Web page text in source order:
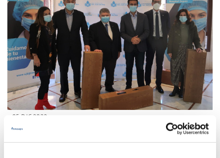
05 DIC 2022
Ayuntamiento y Emasagra reparten cestas de
Navidad en San Juan de Dios y Cáritas